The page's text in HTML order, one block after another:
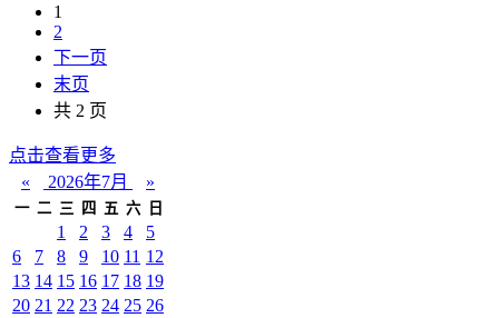
1
2
下一页
末页
共 2 页
点击查看更多
«
2026年7月 »
一 二 三 四 五 六 日
1 2 3 4
5
6
7 8 9 10 11 12
13 14 15 16 17 18 19
20 21 22 23 24 25 26